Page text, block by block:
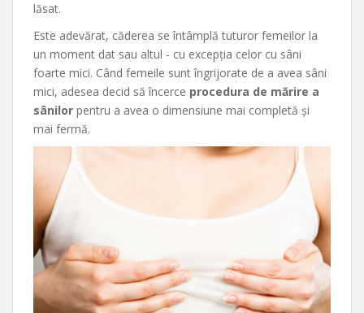
lăsat.
Este adevărat, căderea se întâmplă tuturor femeilor la
un moment dat sau altul - cu excepția celor cu sâni
foarte mici. Când femeile sunt îngrijorate de a avea sâni
mici, adesea decid să încerce procedura de mărire a
sânilor pentru a avea o dimensiune mai completă și
mai fermă.